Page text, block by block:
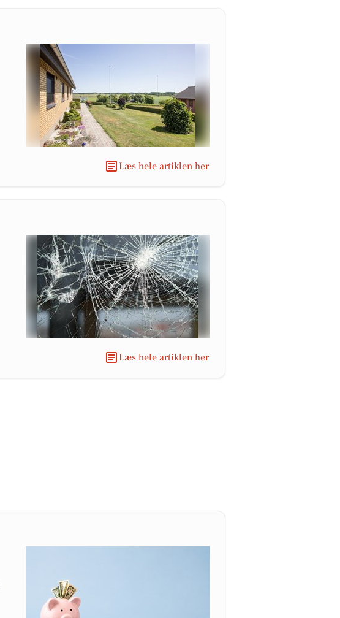
Læs hele artiklen her
Læs hele artiklen her